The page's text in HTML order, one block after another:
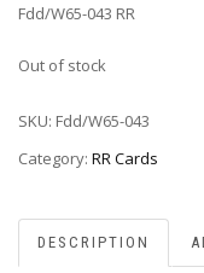
Fdd/W65-043 RR
Out of stock
SKU: Fdd/W65-043
Category: RR Cards
DESCRIPTION